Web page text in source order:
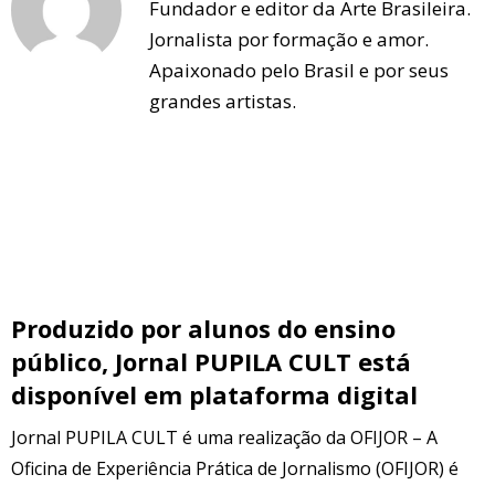
Fundador e editor da Arte Brasileira.
Jornalista por formação e amor.
Apaixonado pelo Brasil e por seus
grandes artistas.
Produzido por alunos do ensino
público, Jornal PUPILA CULT está
disponível em plataforma digital
Jornal PUPILA CULT é uma realização da OFIJOR – A
Oficina de Experiência Prática de Jornalismo (OFIJOR) é